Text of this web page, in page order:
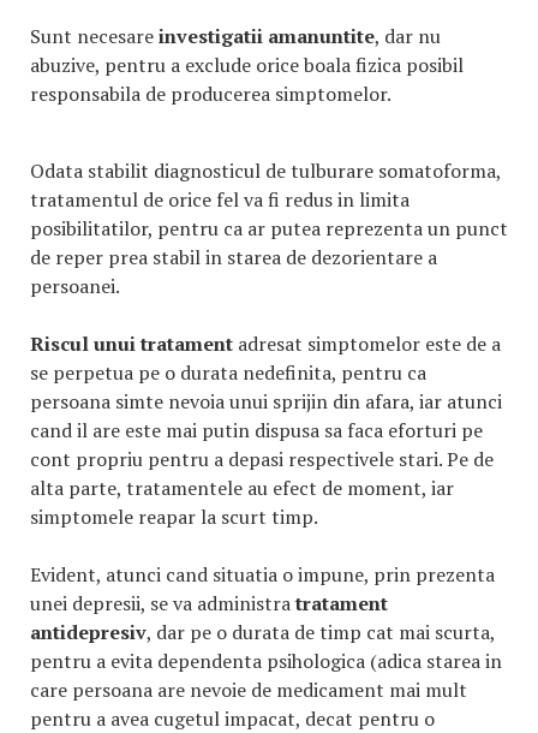
Sunt necesareinvestigatii amanuntite, dar nu
abuzive, pentru a exclude orice boala fizica posibil
responsabila de producerea simptomelor.
Odata stabilit diagnosticul de tulburare somatoforma,
tratamentul de orice fel va fi redus in limita
posibilitatilor, pentru ca ar putea reprezenta un punct
de reper prea stabil in starea de dezorientare a
persoanei.
Riscul unui tratament adresat simptomelor este de a
se perpetua pe o durata nedefinita, pentru ca
persoana simte nevoia unui sprijin din afara, iar atunci
cand il are este mai putin dispusa sa faca eforturi pe
cont propriu pentru a depasi respectivele stari. Pe de
alta parte, tratamentele au efect de moment, iar
simptomele reapar la scurt timp.
Evident, atunci cand situatia o impune, prin prezenta
unei depresii, se va administratratament
antidepresiv, dar pe o durata de timp cat mai scurta,
pentru a evita dependenta psihologica (adica starea in
care persoana are nevoie de medicament mai mult
pentru a avea cugetul impacat, decat pentru o